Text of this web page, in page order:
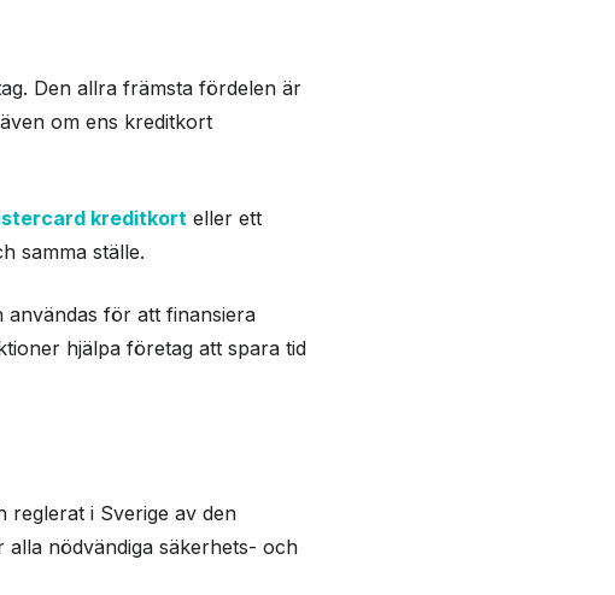
Den allra främsta fördelen är
om ens kreditkort
kreditkorteller ett
samma ställe.
användas för att finansiera
hjälpa företag att spara tid
reglerat i Sverige av den
nödvändiga säkerhets- och